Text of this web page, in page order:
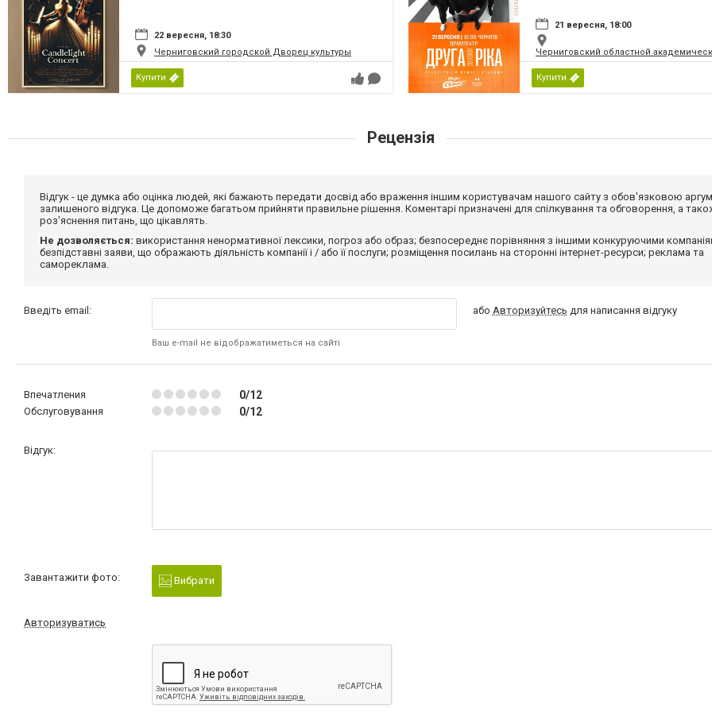
22 вересня, 18:30
Черниговский городской Дворец культуры
Купити
21 вересня, 18:00
Черниговский областной
Купити
Рецензія
Відгук - це думка або оцінка людей, які бажають передати досвід або враження іншим користувачам нашого сайту з обов'язковою
залишеного відгука. Це допоможе багатьом прийняти правильне рішення. Коментарі призначені для спілкування та обговорення, а
роз'яснення питань, що цікавлять.
Не дозволяється: використання ненормативної лексики, погроз або образ; безпосереднє порівняння з іншими конкуруючими
безпідставні заяви, що ображають діяльність компанії і / або її послуги; розміщення посилань на сторонні інтернет-ресурси; реклама та
самореклама.
Введіть email:
Ваш e-mail не відображатиметься на сайті
або Авторизуйтесь для написання відгуку
Впечатления 0/12
Обслуговування 0/12
Відгук:
Завантажити фото: Вибрати
Авторизуватись